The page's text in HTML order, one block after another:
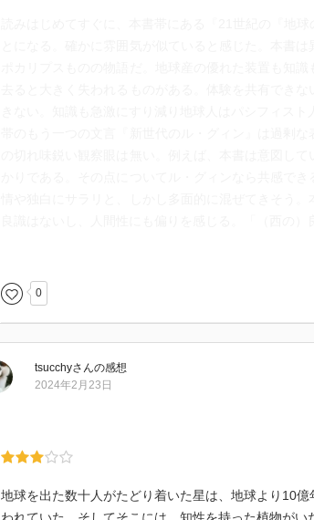
異種族の生態や少人数での冒険は面白いのだが、人
く、というのか非現実的で愚か者の集まりになり見て
に孤立している集団なのでそれぞれが専門性を持って
（それでいてお互いの業務をある程度補えるジェネ
無いので意思疎通もスムーズなはずで、その集団の
序盤の第二世代の部分ではこの面白くない部分が強く
この第二世代の物語の多くの部分は、苦労も知り有
0
tsucchyさんの感想
2024年2月23日
地球を出た数十人がたどり着いた星は、地球より10